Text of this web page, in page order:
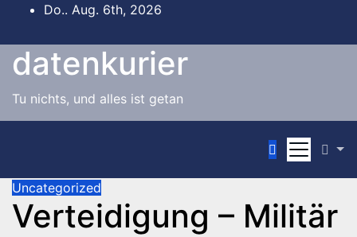
springen
Do.. Aug. 6th, 2026
datenkurier
Tu nichts, und alles ist getan
Uncategorized
Verteidigung – Militär